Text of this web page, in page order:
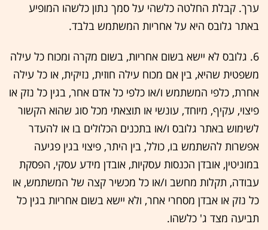
ערך. קבלת החלטה כלשהי על סמך נתון כלשהו המופיע
באתר גלובס היא על אחריות המשתמש בלבד.
6. גלובס לא יישא בשום אחריות, בשום מקרה ומכוח כל עילה
משפטית שהיא, בין אם מכוח עילה חוזית, נזיקית, או כל עילה
אחרת, כלפי המשתמש ו/או כלפי כל אדם אחר, בגין כל נזק או
פיצוי, עקיף, מיוחד, עונשי או תוצאתי מכל סוג שהוא הקשור
לשימוש באתר גלובס ו/או בתכנים הכלולים בו או להעדר
אפשרות להשתמש בו, כולל, בין היתר, פיצוי בגין פגיעה
במוניטין, אובדן הכנסות עסקיות, אובדן מידע עסקי, הפסקת
עבודה, תקלות מחשב ו/או כל מכשיר קצה של המשתמש, או
כל נזק או אבדן מסחרי אחר, ולא יישא בשום אחריות בגין כל
תביעה מצד ג' כלשהו.